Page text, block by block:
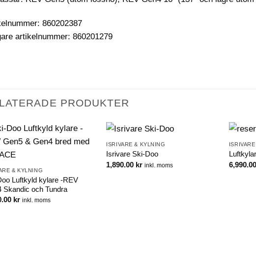
860202387
artikelnummer: 860201279
PRODUKTER
& KYLNING
Luftkyld kylare -REV
Skandic och Tundra
kr inkl. moms
ISRIVARE & KYLNING
Isrivare Ski-Doo
1,890.00 kr inkl. moms
6,990.00